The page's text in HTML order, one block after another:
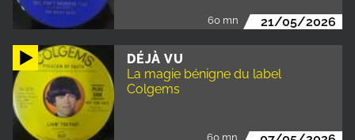
60 mn 21/05/2026
DÉJÀ VU
La magie bénigne du label
Colgems
60 mn